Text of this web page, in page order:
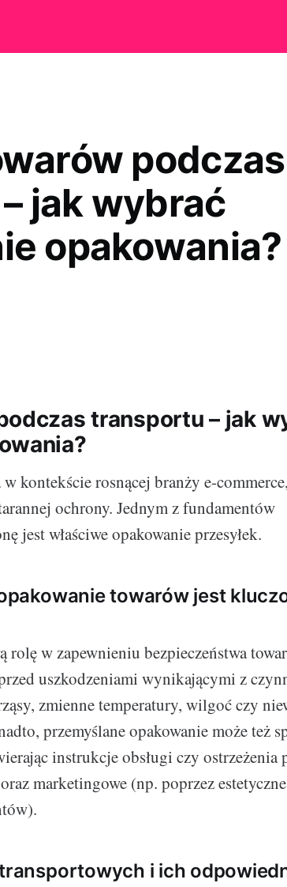
podczas
jak wybrać
opakowania?
transportu – jak
kontekście rosnącej branży e-
ochrony. Jednym z fundamentów
jest właściwe opakowanie przesyłek.
towarów jest
rolę w zapewnieniu bezpieczeństwa
uszkodzeniami wynikającymi z
zmienne temperatury, wilgoć czy
przemyślane opakowanie może też
instrukcje obsługi czy ostrzeżenia
marketingowe (np. poprzez
i ich